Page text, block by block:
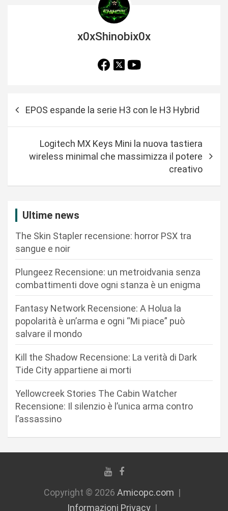
x0xShinobix0x
a
EPOS espande la serie H3 con le H3 Hybrid
Logitech MX Keys Mini la nuova tastiera
wireless minimal che massimizza il potere
creativo
Ultime news
The Skin Stapler recensione: horror PSX tra
sangue e noir
Plungeez Recensione: un metroidvania senza
combattimenti dove ogni stanza è un enigma
Fantasy Network Recensione: A Holua la
popolarità è un’arma e ogni “Mi piace” può
salvare il mondo
Kill the Shadow Recensione: La verità di Dark
Tide City appartiene ai morti
Yellowcreek Stories The Cabin Watcher
Recensione: Il silenzio è l’unica arma contro
l’assassino
Copyright © 2026 Amicopc.com
Informazioni Privacy